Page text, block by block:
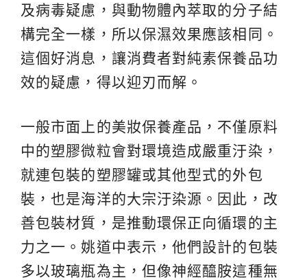
及病毒疑慮，與動物體內萃取的分子結
構完全一樣，所以保濕效果應該相同。
這個好消息，讓消費者對純素保養品功
效的疑慮，得以迎刃而解。
一般市面上的美妝保養產品，不僅原料
中的塑膠微粒會對環境造成嚴重汙染，
就連包裝的塑膠罐或其他型式的外包
裝，也是海洋的大宗汙染源。因此，改
善包裝材質，是推動環保正向循環的主
力之一。姚道中表示，他們設計的包裝
多以玻璃瓶為主，但像神經醯胺這種無